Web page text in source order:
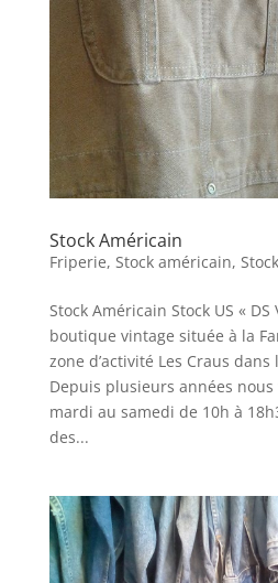
Stock Américain
Friperie, Stock américain,
Stock Américain Stock US «
boutique vintage située à la
zone d’activité Les Craus
Depuis plusieurs années
mardi au samedi de 10h à
des...